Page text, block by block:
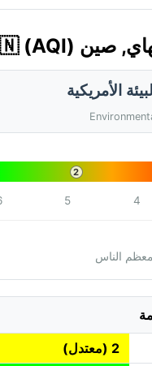
الأمريكية
2
4
5
الناس
2 (معتدل)